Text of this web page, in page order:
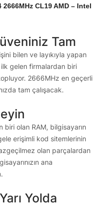
2666MHz CL19 AMD – Intel
Tam
bilen ve layıkıyla yapan
ilk gelen firmalardan biri
2666MHz en geçerli
tam çalışacak.
biri olan RAM, bilgisayarın
erişimli kod sitemlerinin
olan parçalardan
ana
Yolda